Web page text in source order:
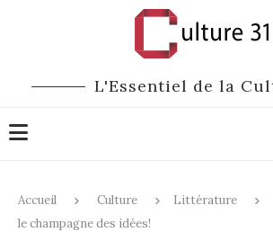
L'Essentiel de la
Accueil Culture Littérature
le champagne des idées!